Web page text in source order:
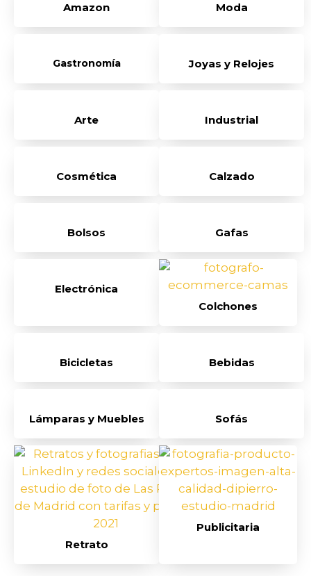
Amazon Moda
Gastronomía Joyas y Relojes
Arte Industrial
Cosmética Calzado
Bolsos Gafas
Electrónica
Colchones
Bicicletas Bebidas
Lámparas y Muebles Sofás
Retrato
Publicitaria